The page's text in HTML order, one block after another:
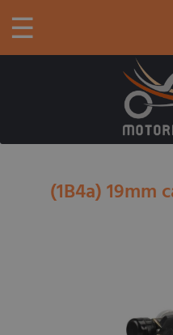
☰
(1B4a) 19mm